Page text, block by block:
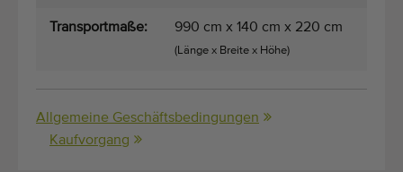
Transportmaße: 990 cm x 140 cm x 220 cm
(Länge x Breite x Höhe)
Allgemeine Geschäftsbedingungen
Kaufvorgang